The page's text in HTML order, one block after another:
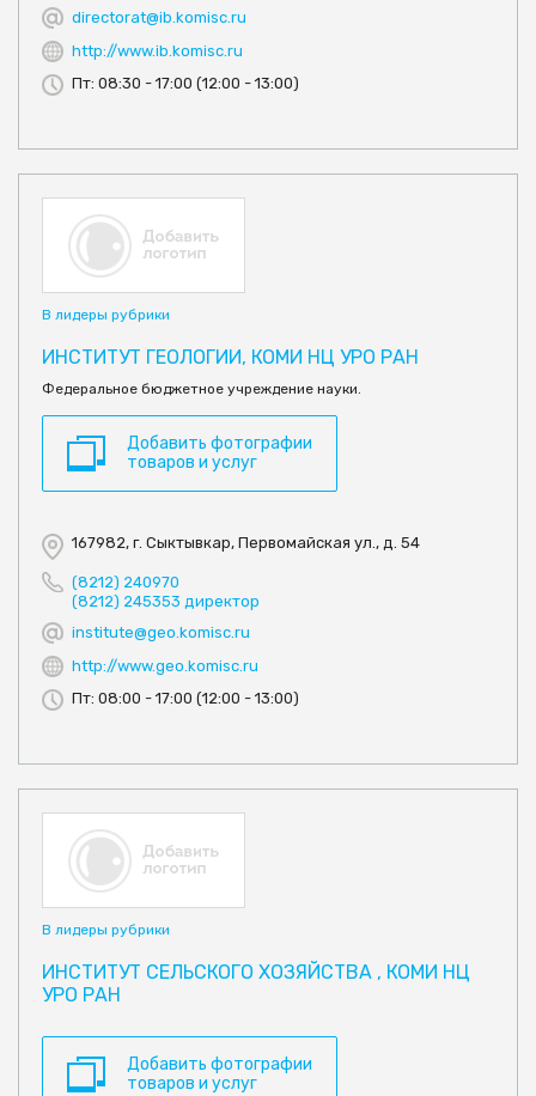
directorat@ib.komisc.ru
http://www.ib.komisc.ru
Пт: 08:30 - 17:00 (12:00 - 13:00)
В лидеры рубрики
ИНСТИТУТ ГЕОЛОГИИ, КОМИ НЦ УРО РАН
Федеральное бюджетное учреждение науки.
Добавить фотографии
товаров и услуг
167982, г. Сыктывкар, Первомайская ул., д. 54
(8212) 240970
(8212) 245353 директор
institute@geo.komisc.ru
http://www.geo.komisc.ru
Пт: 08:00 - 17:00 (12:00 - 13:00)
В лидеры рубрики
ИНСТИТУТ СЕЛЬСКОГО ХОЗЯЙСТВА , КОМИ НЦ
УРО РАН
Добавить фотографии
товаров и услуг